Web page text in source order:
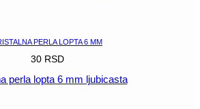
PERLA LOPTA 6 MM
30 RSD
perla lopta 6 mm ljubicasta